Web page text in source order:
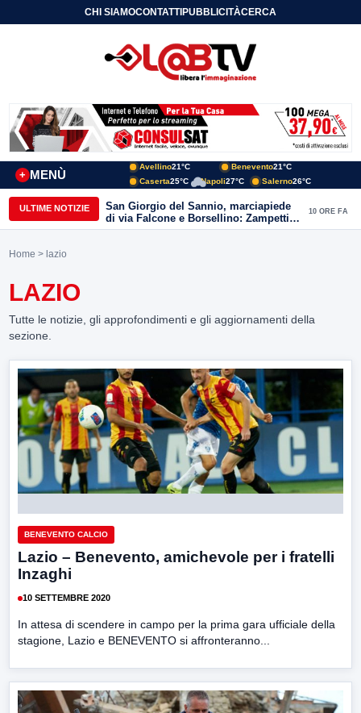
CHI SIAMOCONTATTIPUBBLICITÀCERCA
MENÙ
+
Avellino21°C Benevento21°C
Caserta25°C Napoli27°C Salerno26°C
ULTIME NOTIZIE
San Giorgio del Sannio, marciapiede
di via Falcone e Borsellino: Zampetti e
Lombardi replicano alle polemiche
10 ORE FA
Home > lazio
LAZIO
Tutte le notizie, gli approfondimenti e gli aggiornamenti della
sezione.
BENEVENTO CALCIO
Lazio – Benevento, amichevole per i fratelli
Inzaghi
10 SETTEMBRE 2020
In attesa di scendere in campo per la prima gara ufficiale della
stagione, Lazio e BENEVENTO si affronteranno...